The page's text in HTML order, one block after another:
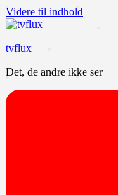
Videre til indhold
tvflux
Det, de andre ikke ser